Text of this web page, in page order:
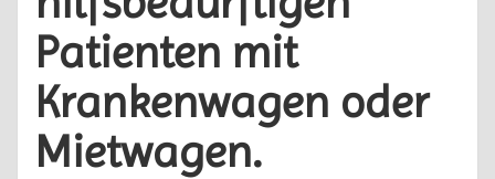
Patienten mit
Krankenwagen oder
Mietwagen.